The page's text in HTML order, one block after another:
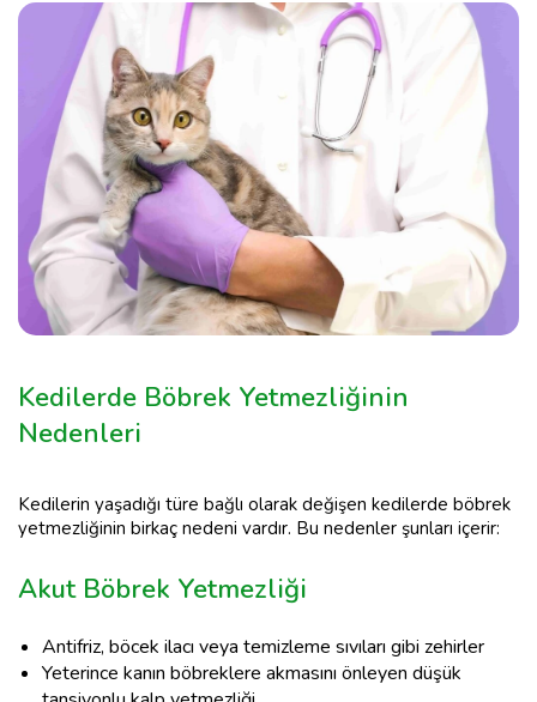
Kedilerde Böbrek Yetmezliğinin
Nedenleri
Kedilerin yaşadığı türe bağlı olarak değişen kedilerde böbrek
yetmezliğinin birkaç nedeni vardır. Bu nedenler şunları içerir:
Akut Böbrek Yetmezliği
Antifriz, böcek ilacı veya temizleme sıvıları gibi zehirler
Yeterince kanın böbreklere akmasını önleyen düşük